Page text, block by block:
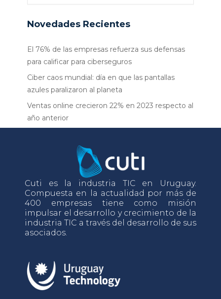
Novedades Recientes
El 76% de las empresas refuerza sus defensas
para calificar para ciberseguros
Ciber caos mundial: día en que las pantallas
azules paralizaron al planeta
Ventas online crecieron 22% en 2023 respecto al
año anterior
Cuti es la industria TIC en Uruguay.
Compuesta en la actualidad por más de
400 empresas tiene como misión
impulsar el desarrollo y crecimiento de la
industria TIC a través del desarrollo de sus
asociados.